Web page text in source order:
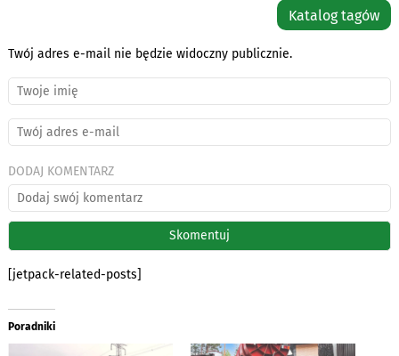
Katalog tagów
Twój adres e-mail nie będzie widoczny publicznie.
DODAJ KOMENTARZ
[jetpack-related-posts]
Poradniki